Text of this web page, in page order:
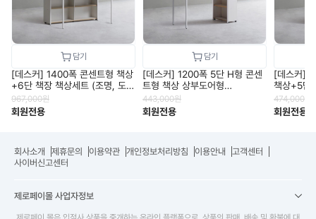
[데스커] 1400폭 콘센트형 책상
+6단 책장 책상세트 (조명, 도
어 포함) DSCJ146ALS
967,000원
회원전용
[데스커] 1200폭 5단 H형 콘센
트형 책상 상부도어형
DSCJ165S
443,000원
회원전용
[데스커]
책상+5단
보드 미포
474,000
회원전용
회사소개 제휴문의 이용약관 개인정보처리방침 이용안내
고객센터
사이버신고센터
제로페이몰 사업자정보